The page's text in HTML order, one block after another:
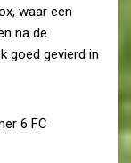
waar een
na de
goed gevierd in
6 FC